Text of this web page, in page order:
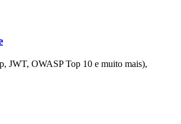
JWT, OWASP Top 10 e muito mais),